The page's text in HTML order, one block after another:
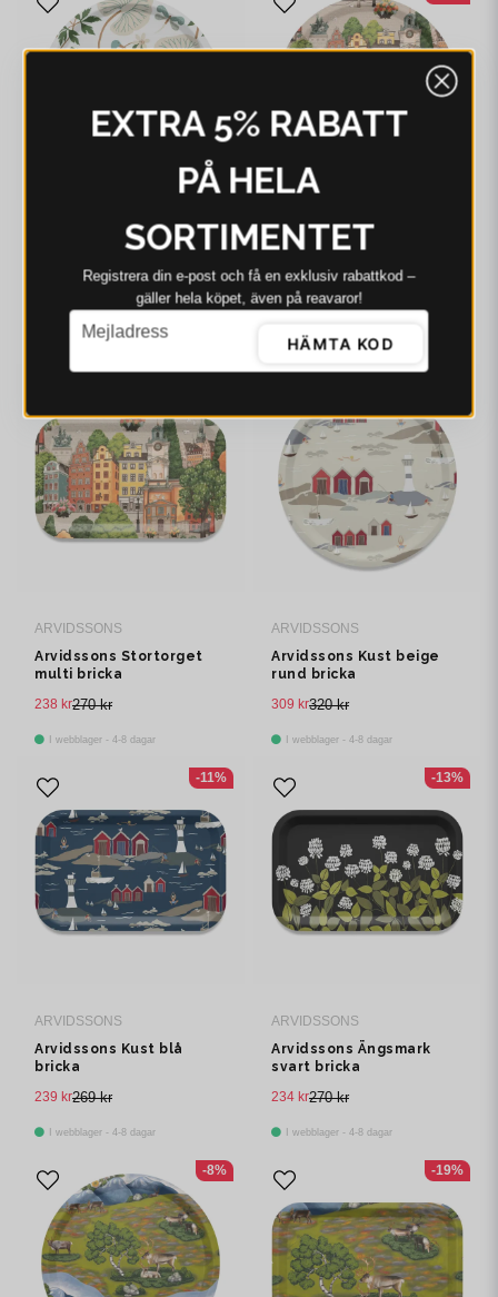
offwhite/grön rund
bricka Ø31 cm
335 kr
ARVIDSSONS
rund bricka
348 kr
236 kr
I webblager - 4-8 dagar
ARVIDSSONS
Arvidssons Stortorget
multi bricka
270 kr
238 kr
I webblager - 4-8 dagar
ARVIDSSONS
Arvidssons Kust beige
rund bricka
320 kr
309 kr
I webblager - 4-8 dagar
ARVIDSSONS
Arvidssons Kust blå
bricka
269 kr
239 kr
I webblager - 4-8 dagar
-11%
ARVIDSSONS
Arvidssons Ängsmark
svart bricka
270 kr
234 kr
I webblager - 4-8 dagar
-13%
-8% -19%
EXTRA 5% RABATT
PÅ HELA
SORTIMENTET
Registrera din e‑post och få en exklusiv rabattkod –
gäller hela köpet, även på reavaror!
email
Mejladress
HÄMTA KOD